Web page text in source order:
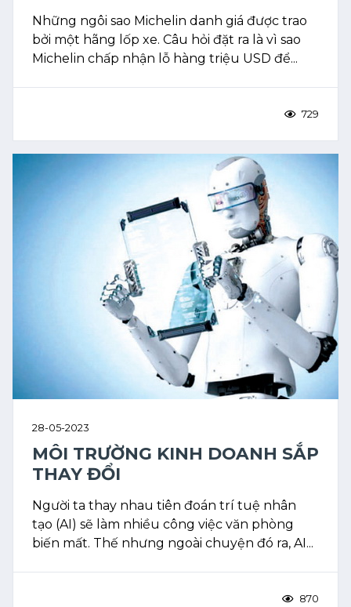
Những ngôi sao Michelin danh giá được trao
bởi một hãng lốp xe. Câu hỏi đặt ra là vì sao
Michelin chấp nhận lỗ hàng triệu USD để...
729
28-05-2023
MÔI TRƯỜNG KINH DOANH SẮP
THAY ĐỔI
Người ta thay nhau tiên đoán trí tuệ nhân
tạo (AI) sẽ làm nhiều công việc văn phòng
biến mất. Thế nhưng ngoài chuyện đó ra, AI...
870